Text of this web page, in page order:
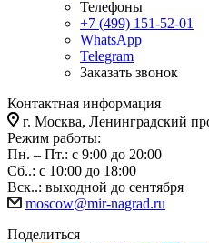
Телефоны
+7 (499) 151-52-01
WhatsApp
Telegram
Заказать звонок
Контактная информация
г. Москва, Ленинградский
Режим работы:
Пн. – Пт.: с 9:00 до 20:00
Сб..: с 10:00 до 18:00
Вск..: выходной до сентября
moscow@mir-nagrad.ru
Поделиться